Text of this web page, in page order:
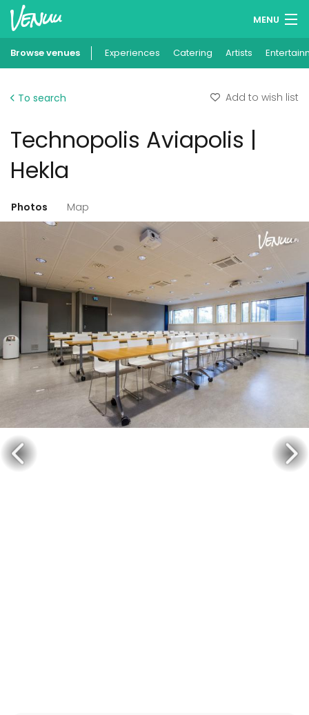
MENU
Wish lists
Add your venue
Browse venues Experiences Catering Artists
To search Add to wish list
Technopolis Aviapolis |
Hekla
Photos Map